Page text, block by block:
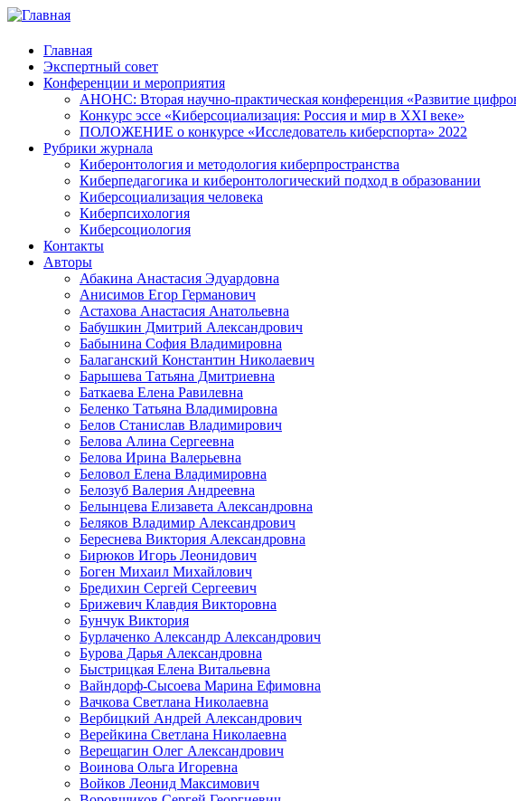
Главная
Экспертный совет
Конференции и мероприятия
АНОНС: Вторая научно-практическая конференция «Развитие
Конкурс эссе «Киберсоциализация: Россия и мир в XXI веке»
ПОЛОЖЕНИЕ о конкурсе «Исследователь киберспорта» 2022
Рубрики журнала
Киберонтология и методология киберпространства
Киберпедагогика и киберонтологический подход в образовании
Киберсоциализация человека
Киберпсихология
Киберсоциология
Контакты
Авторы
Абакина Анастасия Эдуардовна
Анисимов Егор Германович
Астахова Анастасия Анатольевна
Бабушкин Дмитрий Александрович
Бабынина София Владимировна
Балаганский Константин Николаевич
Барышева Татьяна Дмитриевна
Баткаева Елена Равилевна
Беленко Татьяна Владимировна
Белов Станислав Владимирович
Белова Алина Сергеевна
Белова Ирина Валерьевна
Беловол Елена Владимировна
Белозуб Валерия Андреевна
Белынцева Елизавета Александровна
Беляков Владимир Александрович
Береснева Виктория Александровна
Бирюков Игорь Леонидович
Боген Михаил Михайлович
Бредихин Сергей Сергеевич
Брижевич Клавдия Викторовна
Бунчук Виктория
Бурлаченко Александр Александрович
Бурова Дарья Александровна
Быстрицкая Елена Витальевна
Вайндорф-Сысоева Марина Ефимовна
Вачкова Светлана Николаевна
Вербицкий Андрей Александрович
Верейкина Светлана Николаевна
Верещагин Олег Александрович
Воинова Ольга Игоревна
Войков Леонид Максимович